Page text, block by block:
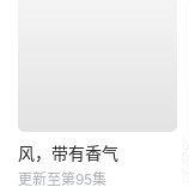
风，带有香气
更新至第95集